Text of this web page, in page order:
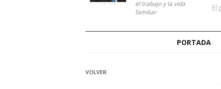
el trabajo y la vida
familiar
PORTADA
VOLVER